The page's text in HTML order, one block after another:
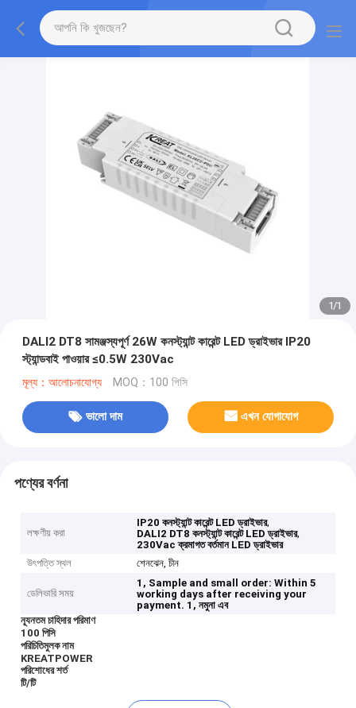
1/1
DALI2 DT8 সামঞ্জস্যপূর্ণ 26W কনস্ট্যান্ট কারেন্ট LED ড্রাইভার IP20
স্ট্যান্ডবাই পাওয়ার ≤0.5W 230Vac
মূল্য：আলোচনাযোগ্য MOQ：100 পিসি
ভালো দাম এখন যোগাযোগ
পণ্যের বর্ণনা
লক্ষণীয় করা
IP20 কনস্ট্যান্ট কারেন্ট LED ড্রাইভার,
DALI2 DT8 কনস্ট্যান্ট কারেন্ট LED ড্রাইভার,
230Vac ক্রমাগত বর্তমান LED ড্রাইভার
উৎপত্তি স্থল
শেনঝেন, চীন
ডেলিভারি সময়
1, Sample and small order: Within 5
working days after receiving your
payment. 1, নমুনা এব
ন্যূনতম চাহিদার পরিমাণ
100 পিসি
পরিচিতিমুলক নাম
KREATPOWER
পরিশোধের শর্ত
টি/টি